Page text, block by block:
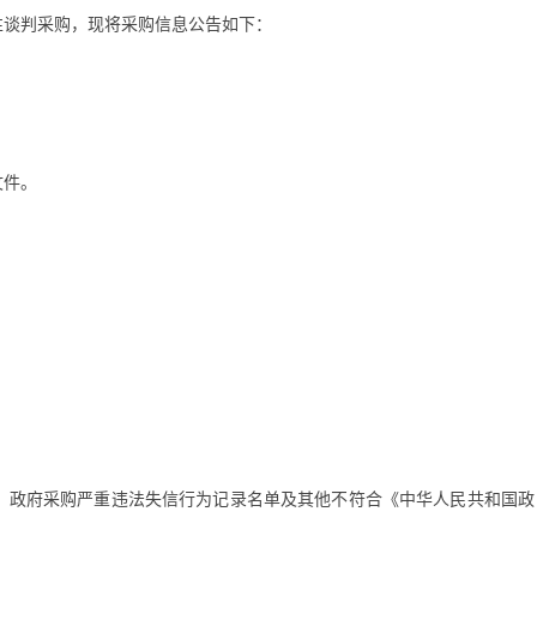
判采购，现将采购信息公告如下：
。
政府采购严重违法失信行为记录名单及其他不符合《中华人民共和国政